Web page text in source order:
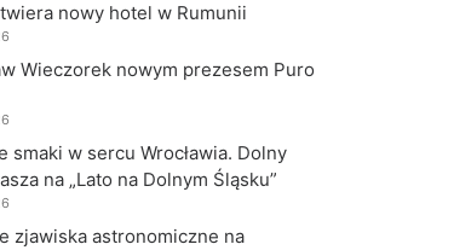
nowy hotel w Rumunii
Wieczorek nowym prezesem Puro
smaki w sercu Wrocławia. Dolny
na „Lato na Dolnym Śląsku”
zjawiska astronomiczne na